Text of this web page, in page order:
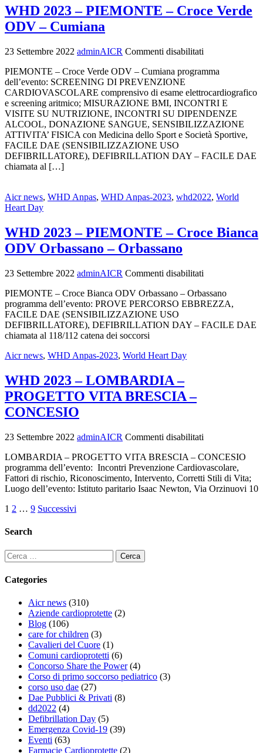
WHD 2023 – PIEMONTE – Croce Verde
ODV – Cumiana
23 Settembre 2022 adminAICR Commenti disabilitati
PIEMONTE – Croce Verde ODV – Cumiana programma
dell’evento: SCREENING DI PREVENZIONE
CARDIOVASCOLARE comprensivo di esame elettrocardiografico
e screening aritmico; MISURAZIONE BMI, INCONTRI E
VISITE SU NUTRIZIONE, INCONTRI SU DIPENDENZE
ALCOOL, DONAZIONE SANGUE, SENSIBILIZZAZIONE
ATTIVITA’ FISICA con Medicina dello Sport e Società Sportive,
FACILE DAE (SENSIBILIZZAZIONE USO
DEFIBRILLATORE), DEFIBRILLATION DAY – FACILE DAE
chiamata al […]
Aicr news, WHD Anpas, WHD Anpas-2023, whd2022, World
Heart Day
WHD 2023 – PIEMONTE – Croce Bianca
ODV Orbassano – Orbassano
23 Settembre 2022 adminAICR Commenti disabilitati
PIEMONTE – Croce Bianca ODV Orbassano – Orbassano
programma dell’evento: PROVE PERCORSO EBBREZZA,
FACILE DAE (SENSIBILIZZAZIONE USO
DEFIBRILLATORE), DEFIBRILLATION DAY – FACILE DAE
chiamata al 118/112 catena dei soccorsi
Aicr news, WHD Anpas-2023, World Heart Day
WHD 2023 – LOMBARDIA –
PROGETTO VITA BRESCIA –
CONCESIO
23 Settembre 2022 adminAICR Commenti disabilitati
LOMBARDIA – PROGETTO VITA BRESCIA – CONCESIO
programma dell’evento: Incontri Prevenzione Cardiovascolare,
Fattori di rischio, Riconoscimento, Intervento, Corretti Stili di Vita;
Luogo dell’evento: Istituto paritario Isaac Newton, Via Orzinuovi 10
1 2 … 9 Successivi
Search
Categories
Aicr news (310)
Aziende cardioprotette (2)
Blog (106)
care for children (3)
Cavalieri del Cuore (1)
Comuni cardioprotetti (6)
Concorso Share the Power(4)
Corso di primo soccorso pediatrico (3)
corso uso dae (27)
Dae Pubblici & Privati (8)
dd2022 (4)
Defibrillation Day (5)
Emergenza Covid-19 (39)
Eventi (63)
Farmacie Cardioprotette (2)